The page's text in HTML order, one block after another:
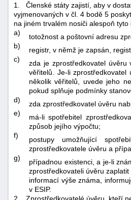
1.
Členské státy zajistí, aby v
vyjmenovaných v čl. 4 bodě 5
na jiném trvalém nosiči alespoň tyto
a)
totožnost a poštovní adresu
b)
registr, v němž je zapsán,
c)
zda je zprostředkovatel úvěru
věřitelů. Je-li
několik věřitelů, uvede jeho
pokud splňuje podmínky
d)
zda zprostředkovatel úvěru
e)
má-li spotřebitel
způsob jejího výpočtu;
f)
postupy umožňující
zprostředkovatele úvěru a
g)
případnou existenci, a je-li
zprostředkovateli úvěru
informací výše známa,
v ESIP.
2.
Zprostředkovatelé úvěru, kteří